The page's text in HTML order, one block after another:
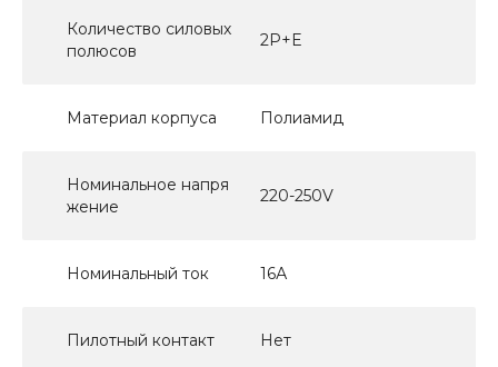
Количество силовых
полюсов
2P+E
Материал корпуса Полиамид
Номинальное напря
жение
220-250V
Номинальный ток 16А
Пилотный контакт Нет